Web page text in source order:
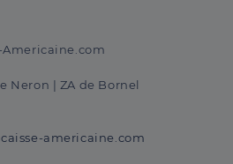
Americaine.com
Neron | ZA de Bornel
americaine.com